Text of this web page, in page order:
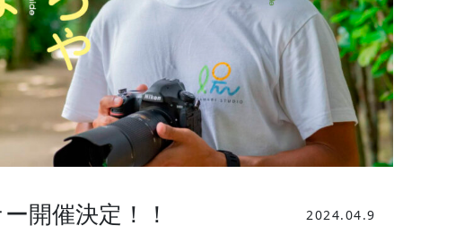
開催決定！！ 2024.04.9